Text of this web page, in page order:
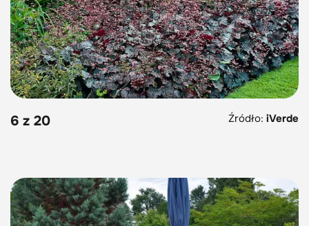
6 z 20 Źródło: iVerde